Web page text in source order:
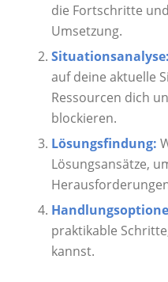
die Fortschritte
Umsetzung.
Situationsanalyse:
auf deine aktuelle
Ressourcen dich
blockieren.
Lösungsfindung:
Lösungsansätze,
praktikable
kannst.